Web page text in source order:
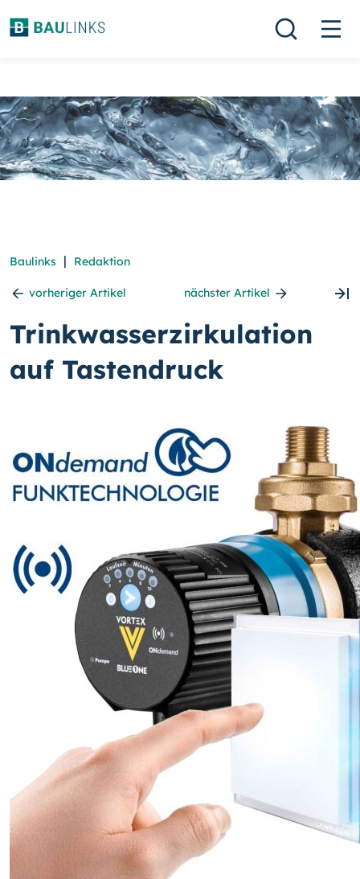
Baulinks | Redaktion
vorheriger Artikel nächster Artikel
Trinkwasserzirkulation
auf Tastendruck